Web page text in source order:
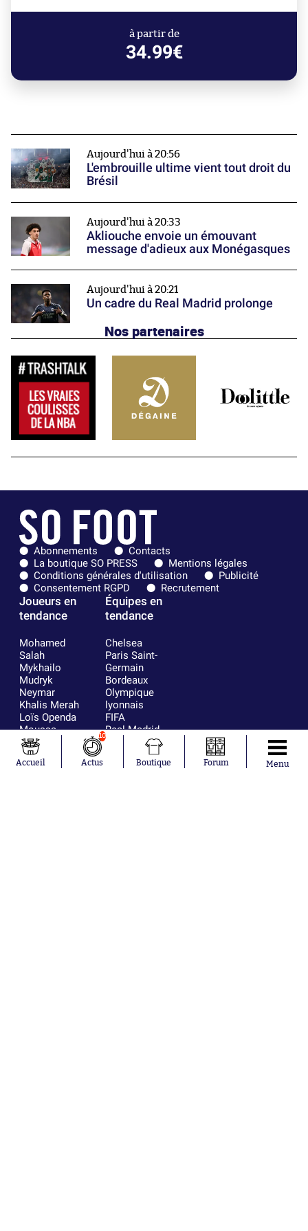
à partir de
34.99€
Aujourd'hui à 20:56
L'embrouille ultime vient tout droit du
Brésil
Aujourd'hui à 20:33
Akliouche envoie un émouvant
message d'adieux aux Monégasques
Aujourd'hui à 20:21
Un cadre du Real Madrid prolonge
Nos partenaires
Abonnements
Contacts
La boutique SO PRESS
Mentions légales
Conditions générales d'utilisation
Publicité
Consentement RGPD
Recrutement
Joueurs en
tendance
Mohamed
Salah
Mykhailo
Mudryk
Neymar
Khalis Merah
Loïs Openda
Moussa
Niakhaté
Nicolás
Tagliafico
Équipes en
tendance
Chelsea
Paris Saint-
Germain
Bordeaux
Olympique
lyonnais
FIFA
Real Madrid
RC Strasbourg
France
Accueil
10
Actus Boutique Forum Menu